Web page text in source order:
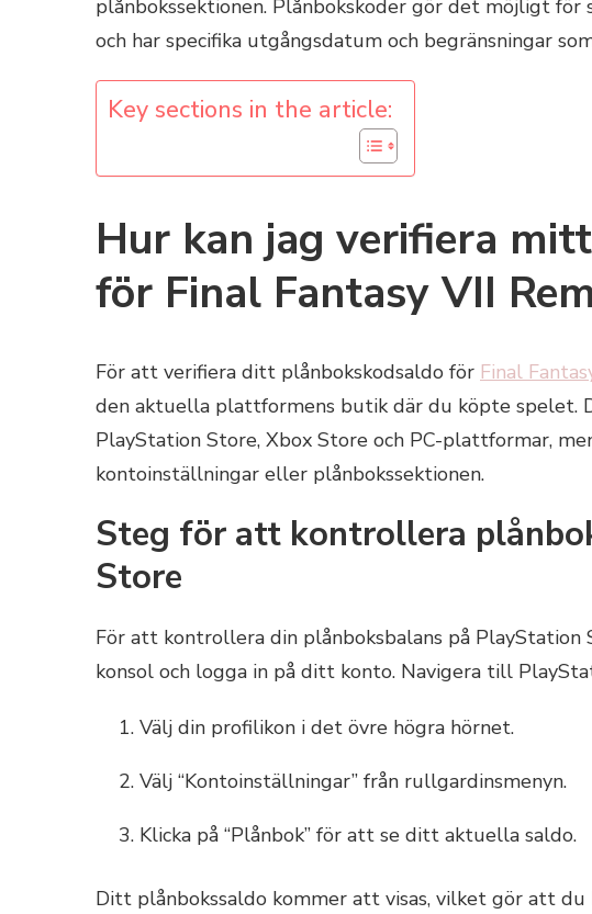
plånbokssektionen. Plånbokskoder gör det möjligt
och har specifika utgångsdatum och begränsningar
Key sections in the article:
Hur kan jag verifiera
för Final Fantasy VII
För att verifiera ditt plånbokskodsaldo för Final
den aktuella plattformens butik där du köpte spelet.
PlayStation Store, Xbox Store och PC-plattformar,
kontoinställningar eller plånbokssektionen.
Steg för att kontrollera
Store
För att kontrollera din plånboksbalans på
konsol och logga in på ditt konto. Navigera till
Välj din profilikon i det övre högra hörnet.
Välj “Kontoinställningar” från rullgardinsmenyn.
Klicka på “Plånbok” för att se ditt aktuella saldo.
Ditt plånbokssaldo kommer att visas, vilket gör att